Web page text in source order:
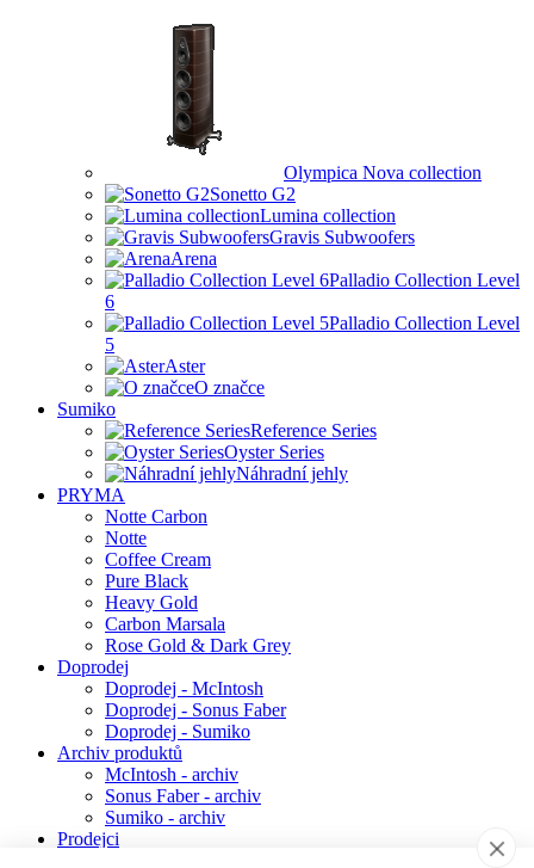
Olympica Nova collection
Sonetto G2
Lumina collection
Gravis Subwoofers
Arena
Palladio Collection Level
6
Palladio Collection Level
5
Aster
O značce
Sumiko
Reference Series
Oyster Series
Náhradní jehly
PRYMA
Notte Carbon
Notte
Coffee Cream
Pure Black
Heavy Gold
Carbon Marsala
Rose Gold & Dark Grey
Doprodej
Doprodej - McIntosh
Doprodej - Sonus Faber
Doprodej - Sumiko
Archiv produktů
McIntosh - archiv
Sonus Faber - archiv
Sumiko - archiv
Prodejci